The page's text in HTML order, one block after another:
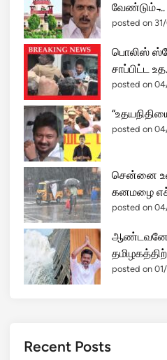
வேண்டும் ̵...
posted on
பொலிஸ்
சாப்பிட்ட
posted on
posted on
சென்னை
கனமழை
posted on
ஆண்டவனே
posted on
Recent Posts